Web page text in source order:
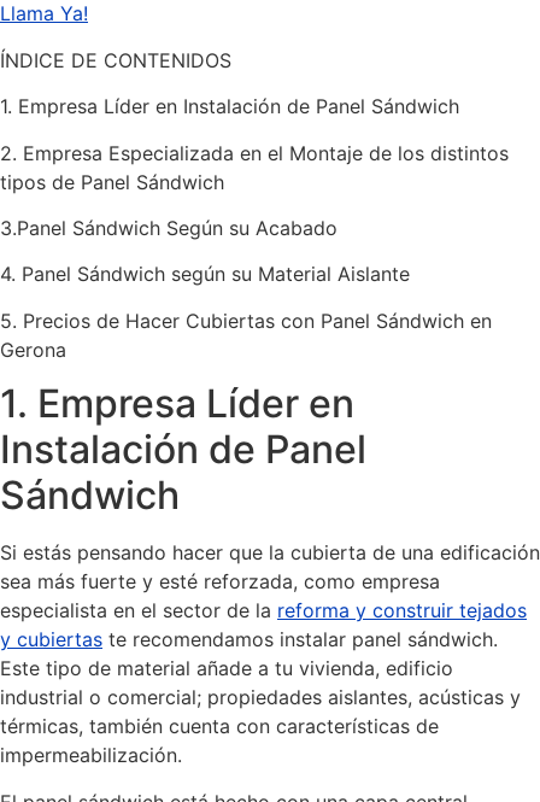
Llama Ya!
ÍNDICE DE CONTENIDOS
1. Empresa Líder en Instalación de Panel Sándwich
2. Empresa Especializada en el Montaje de los distintos
tipos de Panel Sándwich
3.Panel Sándwich Según su Acabado
4. Panel Sándwich según su Material Aislante
5. Precios de Hacer Cubiertas con Panel Sándwich en
Gerona
1. Empresa Líder en
Instalación de Panel
Sándwich
Si estás pensando hacer que la cubierta de una edificación
sea más fuerte y esté reforzada, como empresa
especialista en el sector de la reforma y construir tejados
y cubiertas te recomendamos instalar panel sándwich.
Este tipo de material añade a tu vivienda, edificio
industrial o comercial; propiedades aislantes, acústicas y
térmicas, también cuenta con características de
impermeabilización.